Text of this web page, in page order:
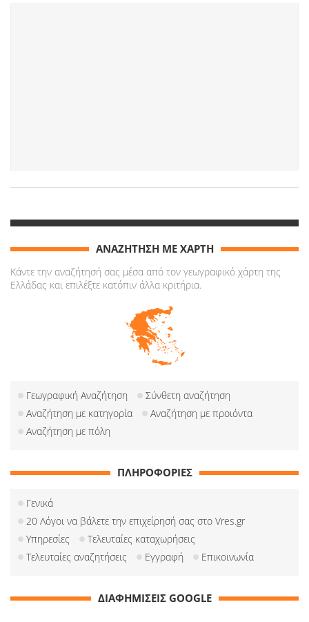
ΑΝΑΖΗΤΗΣΗ ΜΕ ΧΑΡΤΗ
Κάντε την αναζήτησή σας μέσα από τον γεωγραφικό χάρτη της
Ελλάδας και επιλέξτε κατόπιν άλλα κριτήρια.
Γεωγραφική Αναζήτηση
Σύνθετη αναζήτηση
Αναζήτηση με κατηγορία
Αναζήτηση με προιόντα
Αναζήτηση με πόλη
ΠΛΗΡΟΦΟΡΙΕΣ
Γενικά
20 Λόγοι να βάλετε την επιχείρησή σας στο Vres.gr
Υπηρεσίες
Τελευταίες καταχωρήσεις
Τελευταίες αναζητήσεις
Εγγραφή Επικοινωνία
ΔΙΑΦΗΜΙΣΕΙΣ GOOGLE